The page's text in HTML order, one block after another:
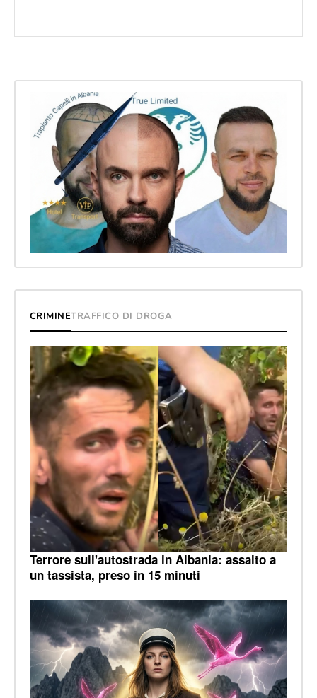
CRIMINETRAFFICO DI DROGA
Terrore sull'autostrada in Albania: assalto a
un tassista, preso in 15 minuti